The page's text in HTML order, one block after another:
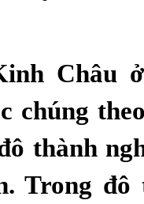
Châu
chúng
thành
Trong đô